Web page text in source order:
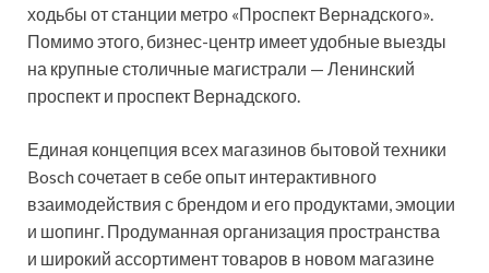
ходьбы от станции метро «Проспект Вернадского».
Помимо этого, бизнес-центр имеет удобные выезды
на крупные столичные магистрали — Ленинский
проспект и проспект Вернадского.
Единая концепция всех магазинов бытовой техники
Bosch сочетает в себе опыт интерактивного
взаимодействия с брендом и его продуктами, эмоции
и шопинг. Продуманная организация пространства
и широкий ассортимент товаров в новом магазине